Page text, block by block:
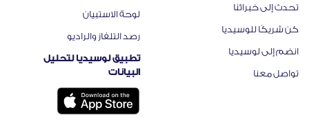
تحدث إلى خبرائنا
كن شريكًا للوسيديا
انضم إلى لوسيديا
تواصل معنا
لوحة الاستبيان
رصد التلفاز والراديو
تطبيق لوسيديا لتحليل
البيانات